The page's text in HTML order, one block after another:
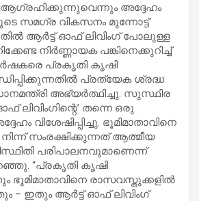
ആഗ്രഹിക്കുന്നുവെന്നും അദ്ദേഹം
സമഗ്ര വികസനം മുന്നോട്ട്
ആർട്ട് ഓഫ് ലിവിംഗ് പോലുള്ള
നിർണ്ണായക പങ്കിനെക്കുറിച്ച്
പ്രകൃതി കൃഷി
പ്രത്യേക ശ്രദ്ധ
അഭ്യർത്ഥിച്ചു. സുസ്ഥിര
ലിവിംഗിന്റെ’ തന്നെ ഒരു
വിശേഷിപ്പിച്ചു. ഭൂമിമാതാവിനെ
സംരക്ഷിക്കുന്നത് ആത്മീയ
പരിപാലനവുമാണെന്ന്
“പ്രകൃതി കൃഷി
ഭൂമിമാതാവിനെ രാസവസ്തുക്കളിൽ
– ഇതും ആർട്ട് ഓഫ് ലിവിംഗ്